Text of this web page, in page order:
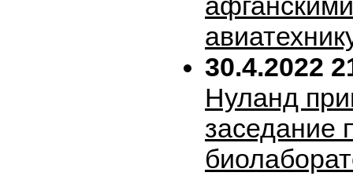
30.4.2022
Нуланд
заседание